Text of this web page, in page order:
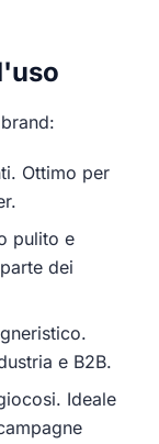
Ottimo per
pulito e
dei
e B2B.
Ideale